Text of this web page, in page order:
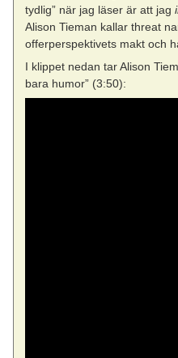
tydlig” när jag läser är att jag
Alison Tieman kallar threat
offerperspektivets makt och
I klippet nedan tar Alison
bara humor” (3:50):